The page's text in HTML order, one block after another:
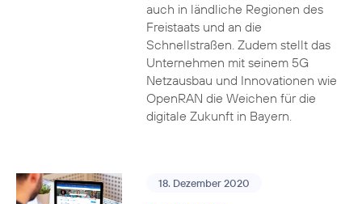
auch in ländliche Regionen des
Freistaats und an die
Schnellstraßen. Zudem stellt das
Unternehmen mit seinem 5G
Netzausbau und Innovationen wie
OpenRAN die Weichen für die
digitale Zukunft in Bayern.
18. Dezember 2020